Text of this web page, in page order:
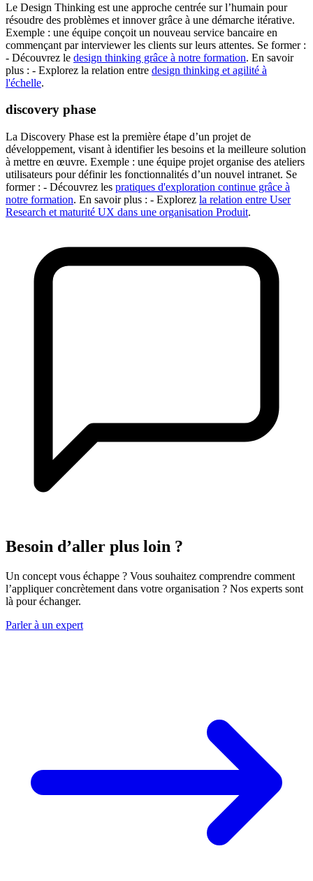
Le Design Thinking est une approche centrée sur l’humain pour
résoudre des problèmes et innover grâce à une démarche itérative.
Exemple : une équipe conçoit un nouveau service bancaire en
commençant par interviewer les clients sur leurs attentes. Se former :
- Découvrez le design thinking grâce à notre formation. En savoir
plus : - Explorez la relation entre design thinking et agilité à
l'échelle.
discovery phase
La Discovery Phase est la première étape d’un projet de
développement, visant à identifier les besoins et la meilleure solution
à mettre en œuvre. Exemple : une équipe projet organise des ateliers
utilisateurs pour définir les fonctionnalités d’un nouvel intranet. Se
former : - Découvrez les pratiques d'exploration continue grâce à
notre formation. En savoir plus : - Explorez la relation entre User
Research et maturité UX dans une organisation Produit.
Besoin d’aller plus loin ?
Un concept vous échappe ? Vous souhaitez comprendre comment
l’appliquer concrètement dans votre organisation ? Nos experts sont
là pour échanger.
Parler à un expert